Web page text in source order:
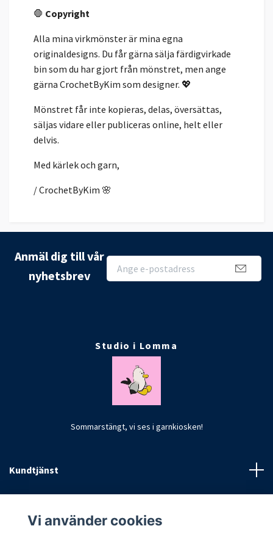
🛑 Copyright
Alla mina virkmönster är mina egna
originaldesigns. Du får gärna sälja färdigvirkade
bin som du har gjort från mönstret, men ange
gärna CrochetByKim som designer. 💖
Mönstret får inte kopieras, delas, översättas,
säljas vidare eller publiceras online, helt eller
delvis.
Med kärlek och garn,
/ CrochetByKim 🌸
Anmäl dig till vår
nyhetsbrev
Studio i Lomma
Sommarstängt, vi ses i garnkiosken!
Kundtjänst
Vi använder cookies